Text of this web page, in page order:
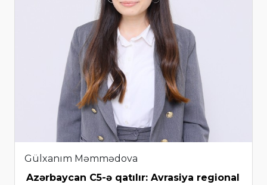
Gülxanım Məmmədova
Azərbaycan C5-ə qatılır: Avrasiya regional